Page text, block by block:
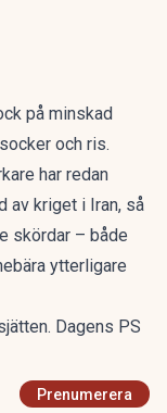
på minskad
och ris.
har redan
av kriget i Iran, så
skördar – både
ytterligare
Dagens PS
Prenumerera